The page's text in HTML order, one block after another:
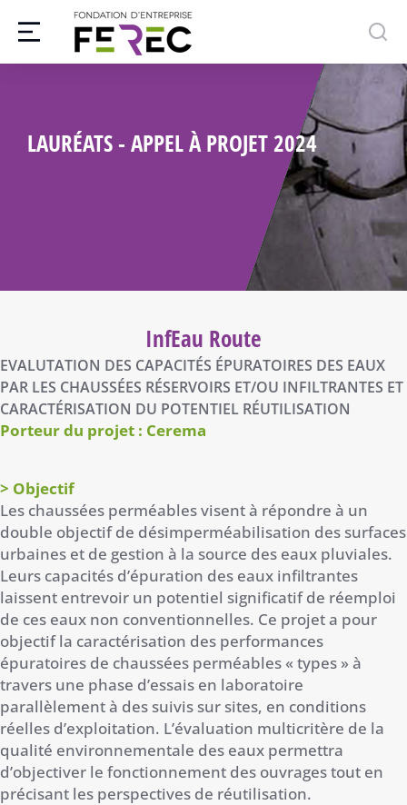
LAURÉATS - APPEL À PROJET 2024
InfEau Route
EVALUTATION DES CAPACITÉS ÉPURATOIRES DES EAUX
PAR LES CHAUSSÉES RÉSERVOIRS ET/OU INFILTRANTES ET
CARACTÉRISATION DU POTENTIEL RÉUTILISATION
Porteur du projet : Cerema
> Objectif
Les chaussées perméables visent à répondre à un
double objectif de désimperméabilisation des surfaces
urbaines et de gestion à la source des eaux pluviales.
Leurs capacités d’épuration des eaux infiltrantes
laissent entrevoir un potentiel significatif de réemploi
de ces eaux non conventionnelles. Ce projet a pour
objectif la caractérisation des performances
épuratoires de chaussées perméables « types » à
travers une phase d’essais en laboratoire
parallèlement à des suivis sur sites, en conditions
réelles d’exploitation. L’évaluation multicritère de la
qualité environnementale des eaux permettra
d’objectiver le fonctionnement des ouvrages tout en
précisant les perspectives de réutilisation.